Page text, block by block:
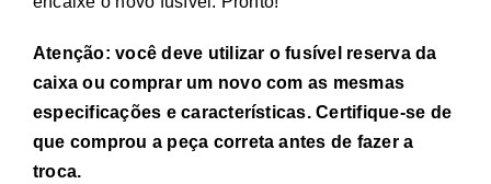
Atenção: você deve utilizar o fusível reserva da
caixa ou comprar um novo com as mesmas
especificações e características. Certifique-se de
que comprou a peça correta antes de fazer a
troca.